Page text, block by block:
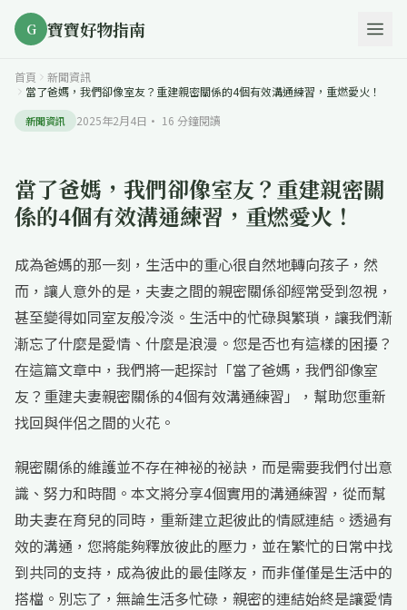
G 寶寶好物指南
首頁
新聞資訊
當了爸媽，我們卻像室友？重建親密關係的4個有效溝通練習，重燃愛火！
新聞資訊 2025年2月4日 · 16 分鐘閱讀
當了爸媽，我們卻像室友？重建親密關
係的4個有效溝通練習，重燃愛火！
成為爸媽的那一刻，生活中的重心很自然地轉向孩子，然
而，讓人意外的是，夫妻之間的親密關係卻經常受到忽視，
甚至變得如同室友般冷淡。生活中的忙碌與繁瑣，讓我們漸
漸忘了什麼是愛情、什麼是浪漫。您是否也有這樣的困擾？
在這篇文章中，我們將一起探討「當了爸媽，我們卻像室
友？重建夫妻親密關係的4個有效溝通練習」，幫助您重新
找回與伴侶之間的火花。
親密關係的維護並不存在神祕的祕訣，而是需要我們付出意
識、努力和時間。本文將分享4個實用的溝通練習，從而幫
助夫妻在育兒的同時，重新建立起彼此的情感連結。透過有
效的溝通，您將能夠釋放彼此的壓力，並在繁忙的日常中找
到共同的支持，成為彼此的最佳隊友，而非僅僅是生活中的
搭檔。別忘了，無論生活多忙碌，親密的連結始終是讓愛情